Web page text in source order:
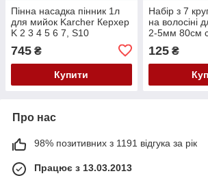
Пінна насадка пінник 1л
для мийок Karcher Керхер
K 2 3 4 5 6 7, S10
745 ₴
Купити
Набір з 7
на волосіні
2-5мм 80см
125₴
Про нас
98% позитивних з 1191 відгука за рік
Працює з 13.03.2013